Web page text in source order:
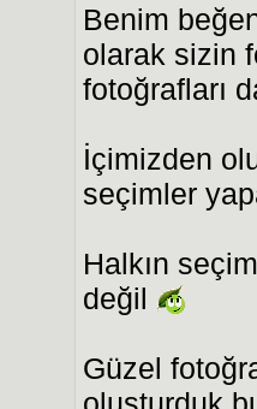
Benim
olarak sizin
fotoğrafları
İçimizden
seçimler
Halkın
değil
Güzel